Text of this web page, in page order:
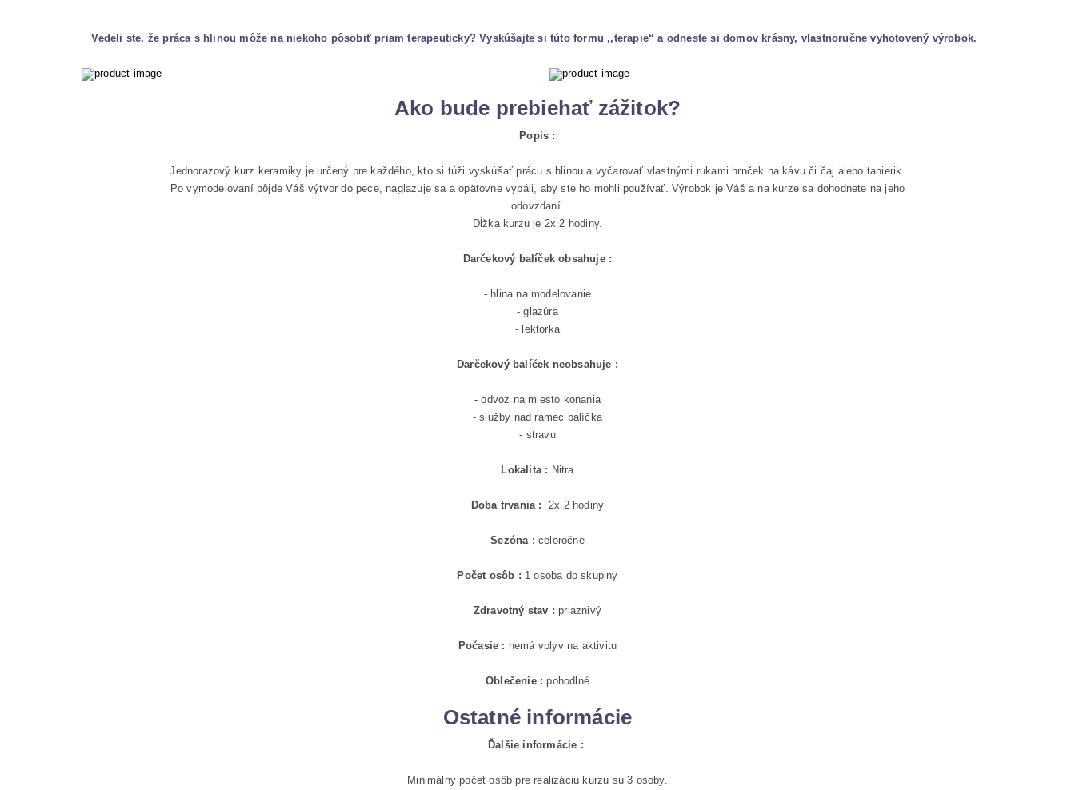
Vedeli ste, že práca s hlinou môže na niekoho pôsobiť priam terapeuticky? Vyskúšajte si túto formu ,,terapie“ a odneste si domov krásny, vlastnoručne vyhotovený výrobok.
Ako bude prebiehať zážitok?
Popis :
Jednorazový kurz keramiky je určený pre každého, kto si túži vyskúšať prácu s hlinou a vyčarovať vlastnými rukami hrnček na kávu či čaj alebo tanierik.
Po vymodelovaní pôjde Váš výtvor do pece, naglazuje sa a opätovne vypáli, aby ste ho mohli používať. Výrobok je Váš a na kurze sa dohodnete na jeho
odovzdaní.
Dĺžka kurzu je 2x 2 hodiny.
Darčekový balíček obsahuje :
- hlina na modelovanie
- glazúra
- lektorka
Darčekový balíček neobsahuje :
- odvoz na miesto konania
- služby nad rámec balíčka
- stravu
Lokalita : Nitra
Doba trvania : 2x 2 hodiny
Sezóna : celoročne
Počet osôb : 1 osoba do skupiny
Zdravotný stav : priaznivý
Počasie : nemá vplyv na aktivitu
Oblečenie : pohodlné
Ostatné informácie
Ďalšie informácie :
Minimálny počet osôb pre realizáciu kurzu sú 3 osoby.